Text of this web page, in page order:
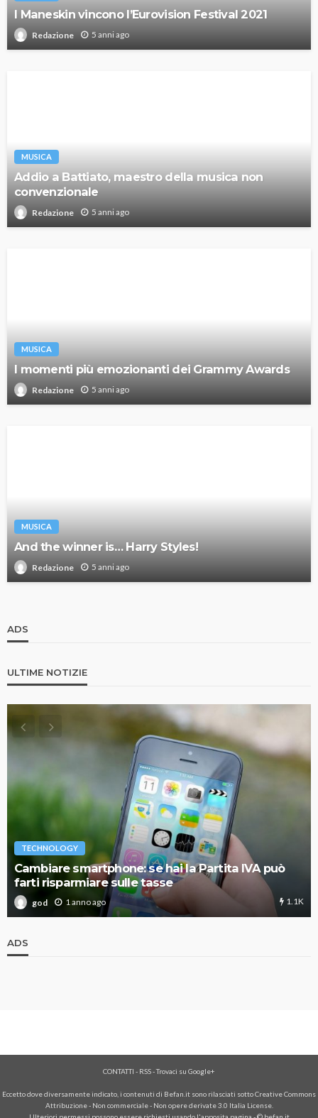
I Maneskin vincono l’Eurovision Festival 2021
Redazione 5 anni ago
MUSICA
Addio a Battiato, maestro della musica non
convenzionale
Redazione 5 anni ago
MUSICA
I momenti più emozionanti dei Grammy Awards
Redazione 5 anni ago
MUSICA
And the winner is… Harry Styles!
Redazione 5 anni ago
ADS
ULTIME NOTIZIE
TECHNOLOGY
Cambiare smartphone: se hai la Partita IVA può
farti risparmiare sulle tasse
god 1 anno ago 1.1K
ADS
CONTATTI - RSS-Trovaci su Google+
Eccetto dove diversamente indicato, i contenuti di Befan.it sono rilasciati sotto Creative Commons
Attribuzione - Non commerciale - Non opere derivate 3.0 Italia License.